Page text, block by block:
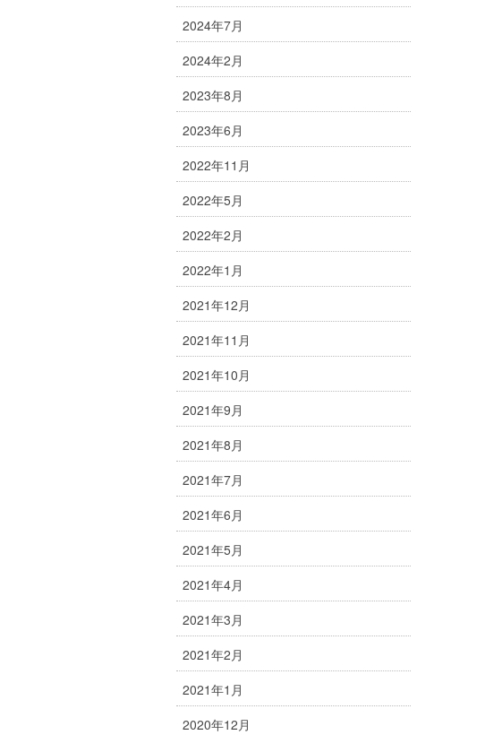
2024年7月
2024年2月
2023年8月
2023年6月
2022年11月
2022年5月
2022年2月
2022年1月
2021年12月
2021年11月
2021年10月
2021年9月
2021年8月
2021年7月
2021年6月
2021年5月
2021年4月
2021年3月
2021年2月
2021年1月
2020年12月